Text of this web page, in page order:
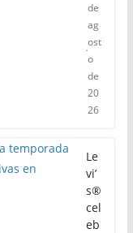
de
ag
ost
o
de
20
26
Le
vi’
s®
cel
eb